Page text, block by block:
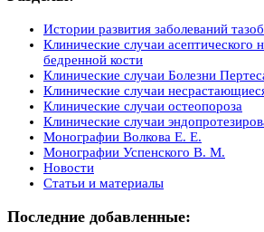
Истории развития заболеваний
Клинические случаи асептического
бедренной кости
Клинические случаи Болезни
Клинические случаи
Клинические случаи остеопороза
Клинические случаи
Монографии Волкова Е. Е.
Монографии Успенского В. М.
Новости
Статьи и материалы
Последние добавленные: